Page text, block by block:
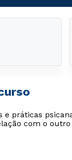
e práticas
com o